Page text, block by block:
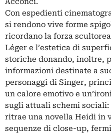
Con espedienti
si rendono vive forme
ricordano la forza
Léger e l’estetica di
storiche donando, inoltre,
informazioni destinate a
personaggi di Singer,
un calore emotivo e
sugli attuali schemi
ritrae una novella Heidi in
sequenze di close-up,